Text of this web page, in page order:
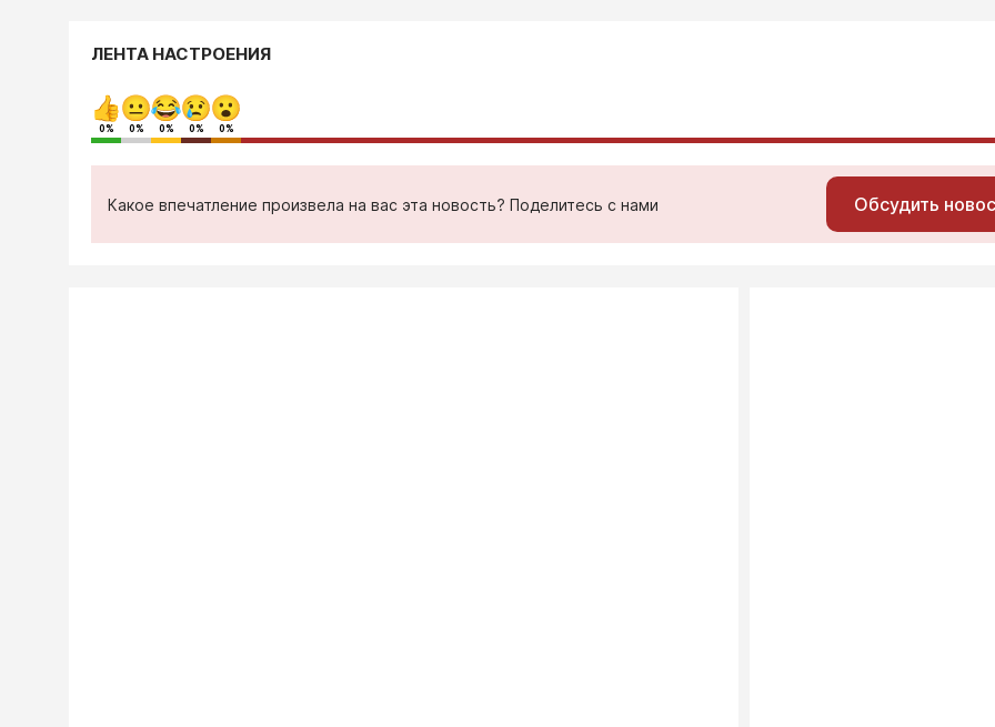
ЛЕНТА НАСТРОЕНИЯ
0% 0% 0% 0% 0%
Какое впечатление произвела на вас эта новость? Поделитесь с нами Обсудить